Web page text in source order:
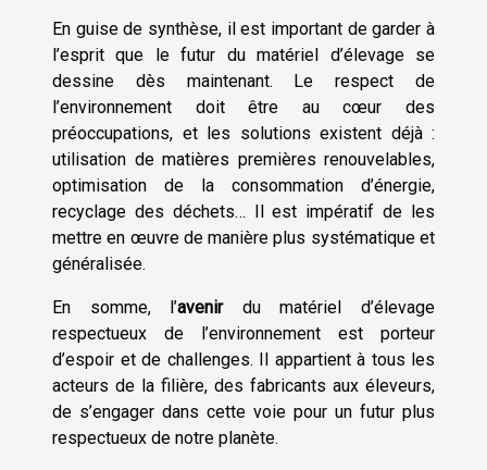
En guise de synthèse, il est important de garder à
l’esprit que le futur du matériel d’élevage se
dessine dès maintenant. Le respect de
l’environnement doit être au cœur des
préoccupations, et les solutions existent déjà :
utilisation de matières premières renouvelables,
optimisation de la consommation d’énergie,
recyclage des déchets… Il est impératif de les
mettre en œuvre de manière plus systématique et
généralisée.
En somme, l’avenirdu matériel d’élevage
respectueux de l’environnement est porteur
d’espoir et de challenges. Il appartient à tous les
acteurs de la filière, des fabricants aux éleveurs,
de s’engager dans cette voie pour un futur plus
respectueux de notre planète.